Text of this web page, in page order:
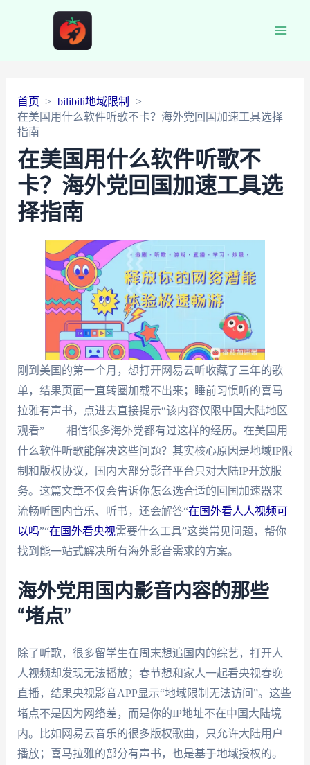
首页
bilibili地域限制
在美国用什么软件听歌不卡？海外党回国加速工具选择
指南
在美国用什么软件听歌不
卡？海外党回国加速工具选
择指南
刚到美国的第一个月，想打开网易云听收藏了三年的歌
单，结果页面一直转圈加载不出来；睡前习惯听的喜马
拉雅有声书，点进去直接提示“该内容仅限中国大陆地区
观看”——相信很多海外党都有过这样的经历。在美国用
什么软件听歌能解决这些问题？其实核心原因是地域IP限
制和版权协议，国内大部分影音平台只对大陆IP开放服
务。这篇文章不仅会告诉你怎么选合适的回国加速器来
流畅听国内音乐、听书，还会解答“在国外看人人视频可
以吗”“在国外看央视需要什么工具”这类常见问题，帮你
找到能一站式解决所有海外影音需求的方案。
海外党用国内影音内容的那些
“堵点”
除了听歌，很多留学生在周末想追国内的综艺，打开人
人视频却发现无法播放；春节想和家人一起看央视春晚
直播，结果央视影音APP显示“地域限制无法访问”。这些
堵点不是因为网络差，而是你的IP地址不在中国大陆境
内。比如网易云音乐的很多版权歌曲，只允许大陆用户
播放；喜马拉雅的部分有声书，也是基于地域授权的。